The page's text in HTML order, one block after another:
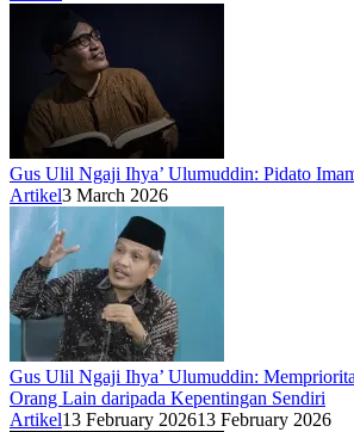
Gus Ulil Ngaji Ihya’ Ulumuddin: Pidato
Artikel3 March 2026
Gus Ulil Ngaji Ihya’ Ulumuddin:
Orang Lain daripada Kepentingan Sendiri
Artikel13 February 202613 February 2026